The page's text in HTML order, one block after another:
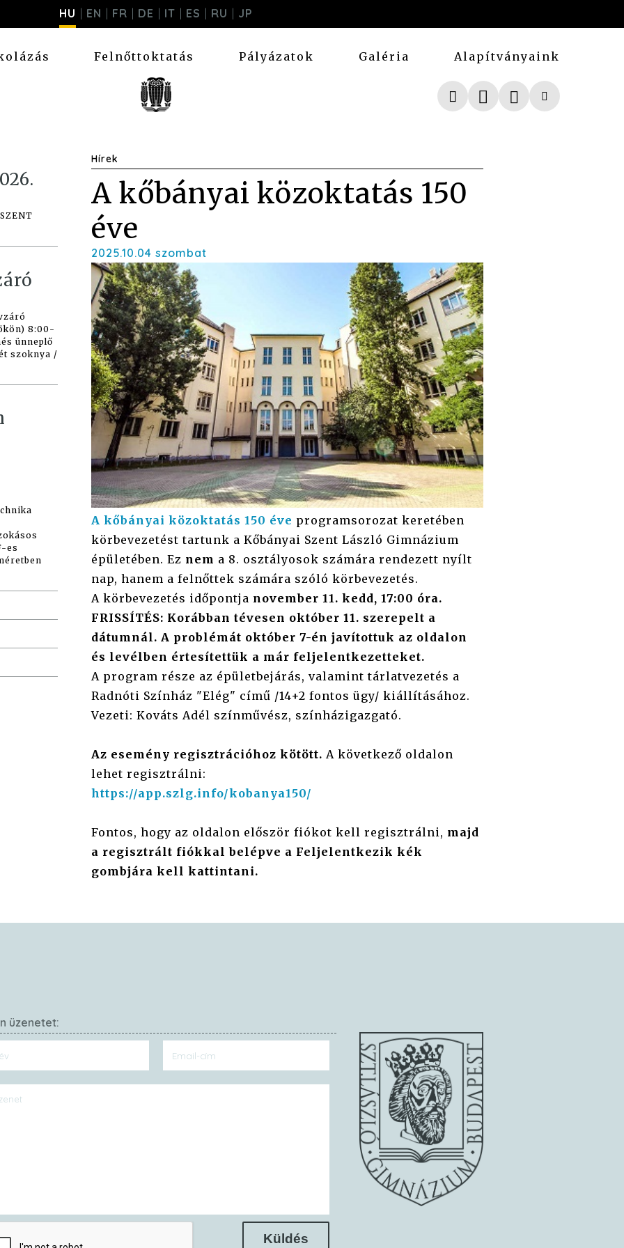
HU EN FR DE IT ES RU JP
Felnőttoktatás Pályázatok Galéria Alapítványaink
8:00-
ünneplő
szoknya /
es
Hírek
A kőbányai közoktatás 150
éve
2025.10.04 szombat
A kőbányai közoktatás 150 éve programsorozat keretében
körbevezetést tartunk a Kőbányai Szent László Gimnázium
épületében. Ez nem a 8. osztályosok számára rendezett nyílt
nap, hanem a felnőttek számára szóló körbevezetés.
A körbevezetés időpontja november 11. kedd, 17:00 óra.
FRISSÍTÉS: Korábban tévesen október 11. szerepelt a
dátumnál. A problémát október 7-én javítottuk az oldalon
és levélben értesítettük a már feljelentkezetteket.
A program része az épületbejárás, valamint tárlatvezetés a
Radnóti Színház "Elég" című /14+2 fontos ügy/ kiállításához.
Vezeti: Kováts Adél színművész, színházigazgató.
Az esemény regisztrációhoz kötött. A következő oldalon
lehet regisztrálni:
https://app.szlg.info/kobanya150/
Fontos, hogy az oldalon először fiókot kell regisztrálni, majd
a regisztrált fiókkal belépve a Feljelentkezik kék
gombjára kell kattintani.
üzenetet:
Küldés